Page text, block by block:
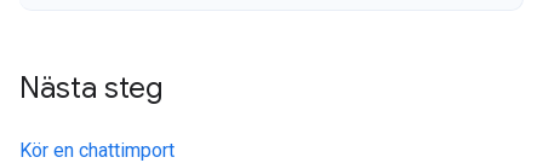
Nästa steg
Kör en chattimport